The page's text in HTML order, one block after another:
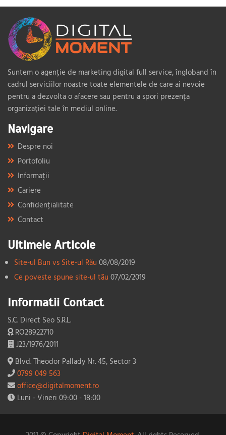
Suntem o agenție de marketing digital full service, îngloband în
cadrul serviciilor noastre toate elementele de care ai nevoie
pentru a dezvolta o afacere sau pentru a spori prezența
organizației tale în mediul online.
Navigare
Despre noi
Portofoliu
Informații
Cariere
Confidențialitate
Contact
Ultimele Articole
Site-ul Bun vs Site-ul Rău 08/08/2019
Ce poveste spune site-ul tău 07/02/2019
Informatii Contact
S.C. Direct Seo S.R.L.
RO28922710
J23/1976/2011
Blvd. Theodor Pallady Nr. 45, Sector 3
0799 049 563
office@digitalmoment.ro
Luni - Vineri 09:00 - 18:00